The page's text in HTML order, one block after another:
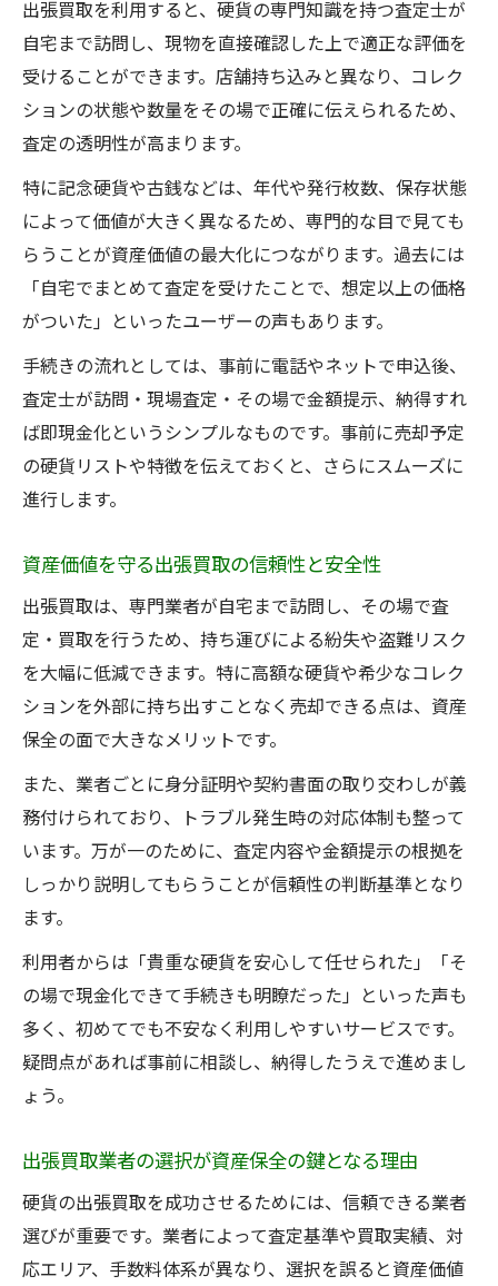
出張買取を利用すると、硬貨の専門知識を持つ査定士が
自宅まで訪問し、現物を直接確認した上で適正な評価を
受けることができます。店舗持ち込みと異なり、コレク
ションの状態や数量をその場で正確に伝えられるため、
査定の透明性が高まります。
特に記念硬貨や古銭などは、年代や発行枚数、保存状態
によって価値が大きく異なるため、専門的な目で見ても
らうことが資産価値の最大化につながります。過去には
「自宅でまとめて査定を受けたことで、想定以上の価格
がついた」といったユーザーの声もあります。
手続きの流れとしては、事前に電話やネットで申込後、
査定士が訪問・現場査定・その場で金額提示、納得すれ
ば即現金化というシンプルなものです。事前に売却予定
の硬貨リストや特徴を伝えておくと、さらにスムーズに
進行します。
資産価値を守る出張買取の信頼性と安全性
出張買取は、専門業者が自宅まで訪問し、その場で査
定・買取を行うため、持ち運びによる紛失や盗難リスク
を大幅に低減できます。特に高額な硬貨や希少なコレク
ションを外部に持ち出すことなく売却できる点は、資産
保全の面で大きなメリットです。
また、業者ごとに身分証明や契約書面の取り交わしが義
務付けられており、トラブル発生時の対応体制も整って
います。万が一のために、査定内容や金額提示の根拠を
しっかり説明してもらうことが信頼性の判断基準となり
ます。
利用者からは「貴重な硬貨を安心して任せられた」「そ
の場で現金化できて手続きも明瞭だった」といった声も
多く、初めてでも不安なく利用しやすいサービスです。
疑問点があれば事前に相談し、納得したうえで進めまし
ょう。
出張買取業者の選択が資産保全の鍵となる理由
硬貨の出張買取を成功させるためには、信頼できる業者
選びが重要です。業者によって査定基準や買取実績、対
応エリア、手数料体系が異なり、選択を誤ると資産価値